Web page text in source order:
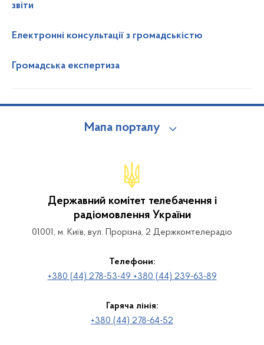
звіти
Електронні консультації з громадськістю
Громадська експертиза
Мапа порталу
Державний комітет телебачення і
радіомовлення України
01001, м. Київ, вул. Прорізна, 2 Держкомтелерадіо
Телефони:
+380 (44) 278-53-49 +380 (44) 239-63-89
Гаряча лінія:
+380 (44) 278-64-52